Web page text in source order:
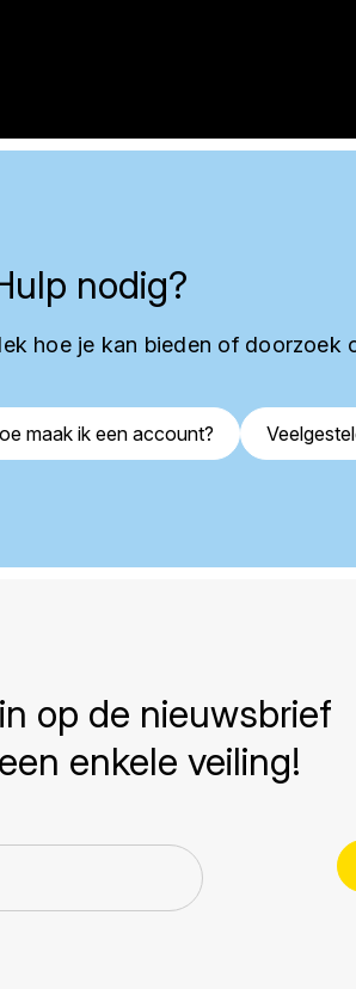
nodig?
hoe je kan bieden of doorzoek
maak ik een account?
op de nieuwsbrief
enkele veiling!